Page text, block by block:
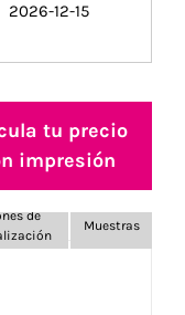
2026-12-15
tu precio
impresión
de
Muestras